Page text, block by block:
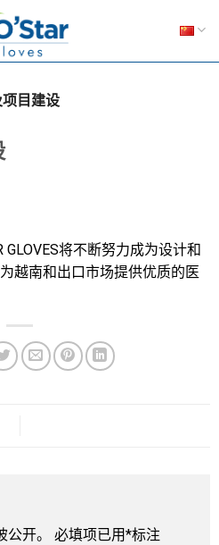
目建设
GLOVES将不断努力成为设计和
越南和出口市场提供优质的医
开。 必填项已用*标注